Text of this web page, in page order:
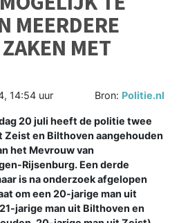
MEERDERE
MET
14:54 uur Bron: Politie.nl
20 juli heeft de politie twee
Zeist en Bilthoven aangehouden
het Mevrouw van
Rijsenburg. Een derde
is na onderzoek afgelopen
om een 20-jarige man uit
jarige man uit Bilthoven en